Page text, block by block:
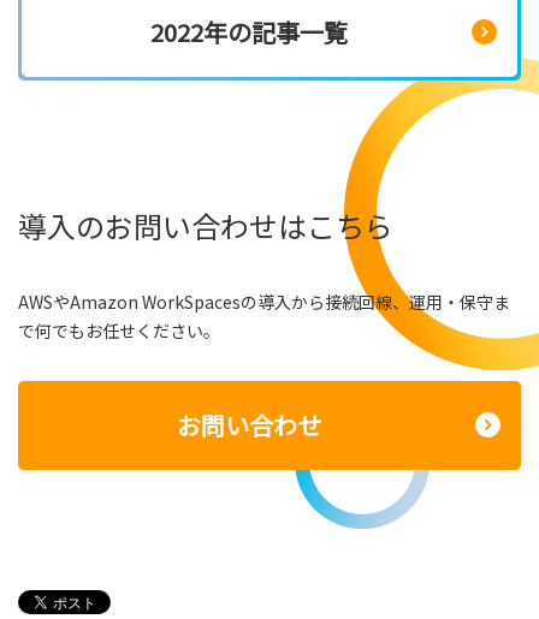
2022年の記事一覧
導入のお問い合わせはこちら
AWSやAmazon WorkSpacesの導入から接続回線、運用・保守ま
で何でもお任せください。
お問い合わせ